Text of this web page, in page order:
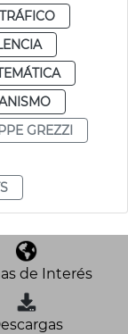
TRÁFICO
GREZZI
de Interés